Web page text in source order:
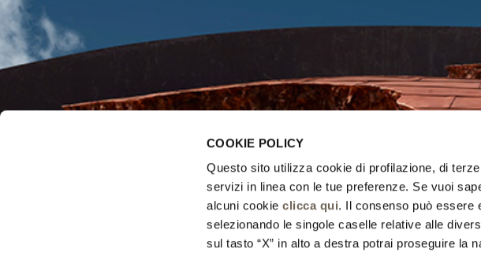
COOKIE POLICY
Questo sito utilizza cookie di profilazione, di
servizi in linea con le tue preferenze. Se vuoi
alcuni cookieclicca qui. Il consenso può essere
selezionando le singole caselle relative alle
sul tasto “X” in alto a destra potrai proseguire la